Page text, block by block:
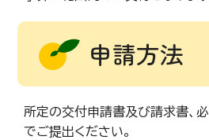
申請方法
所定の交付申請書及び請求書、
でご提出ください。